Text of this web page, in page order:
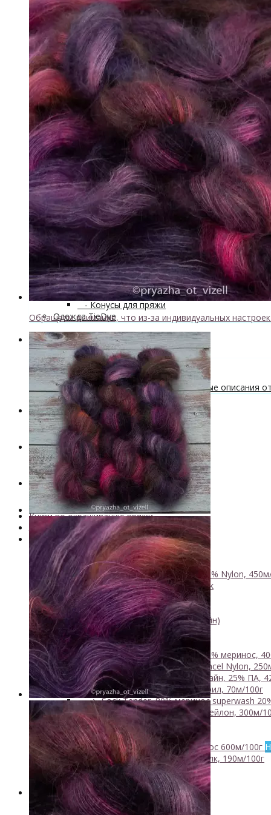
↘ KidLace, 70% Kid Mohair 30% Nylon,
↘ KidSilk, Super Kid Mohair Silk
↘ Альпака
- Мериносовая шерсть
↘ Bliss 350м/100г (экстрафайн)
↘ Mavka, 220м/100г
- Пряжа смешанных составов+
↘ Charisma, 10% кашемир 90%
↘ Kable Aquarelle, Merino Tencel
↘ Like, 75% меринос эстрафайн, 25%
↘ Nice, 50% Шерсть 50% Акрил, 70м/
↘ Sock Tender, 80% меринос
↘ Sock, 75% Меринос 25% Нейлон,
- Хлопок
- Шелк+
↘ Cleo 50% шелк 50% меринос 600м/
↘ Бурет, 100% буретный шелк, 190м/
- Шерсть 100%
- Шерсть ягненка
Бобинная пряжа+
- Альпака
- Кашемир
- Мериносовая шерсть
- Пряжа с кид мохером
Мастер-классы и описания вязаных изделий
Инструменты и аксессуары+
- Конусы для пряжи
Одежда TieDye
Блог о вязании
Бесплатные описания моделей
Вязальные лайфхаки
Галерея вязаных изделий и бесплатные описания
Скидки
Новинки
. . .
Книги по окрашиванию пряжи
Лимитированная коллекция пряжи
Пряжа ручного крашения VizEll+
- Luxury Collection
- Кид мохер, альпака+
↘ KidLace, 70% Kid Mohair 30% Nylon,
↘ KidSilk, Super Kid Mohair Silk
↘ Альпака
- Мериносовая шерсть+
↘ Bliss 350м/100г (экстрафайн)
↘ Mavka, 220м/100г
- Пряжа смешанных составов
↘ Charisma, 10% кашемир 90% меринос,
↘ Kable Aquarelle, Merino Tencel Nylon,
↘ Like, 75% меринос эстрафайн, 25% ПА,
↘ Nice, 50% Шерсть 50% Акрил, 70м/100г
↘ Sock Tender, 80% меринос superwash
↘ Sock, 75% Меринос 25% Нейлон, 300м/
- Хлопок
- Шелк+
↘ Cleo 50% шелк 50% меринос 600м/100г
↘ Бурет, 100% буретный шелк, 190м/100г
- Шерсть 100%
- Шерсть ягненка
Бобинная пряжа +
- Альпака
Обращаем внимание, что из-за индивидуальных